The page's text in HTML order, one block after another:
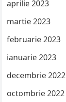
aprilie 2023
martie 2023
februarie 2023
ianuarie 2023
decembrie 2022
octombrie 2022